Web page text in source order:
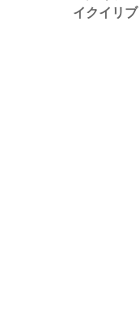
イクイリ